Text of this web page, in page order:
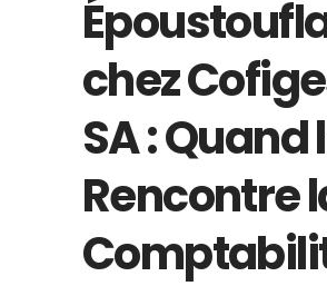
chez
SA : Quand
Rencontre